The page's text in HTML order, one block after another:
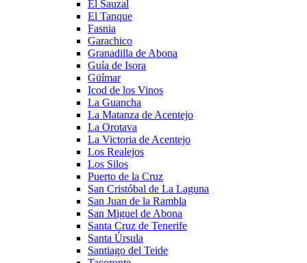
El Sauzal
El Tanque
Fasnia
Garachico
Granadilla de Abona
Guía de Isora
Güímar
Icod de los Vinos
La Guancha
La Matanza de Acentejo
La Orotava
La Victoria de Acentejo
Los Realejos
Los Silos
Puerto de la Cruz
San Cristóbal de La Laguna
San Juan de la Rambla
San Miguel de Abona
Santa Cruz de Tenerife
Santa Úrsula
Santiago del Teide